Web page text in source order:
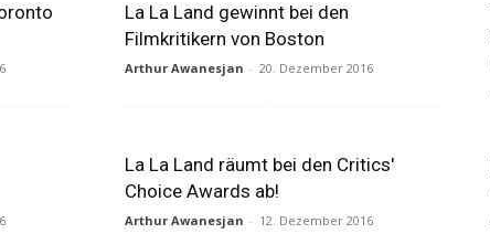
La La Land gewinnt bei den
Filmkritikern von Boston
Arthur Awanesjan - 20. Dezember 2016
La La Land räumt bei den Critics'
Choice Awards ab!
Arthur Awanesjan - 12. Dezember 2016